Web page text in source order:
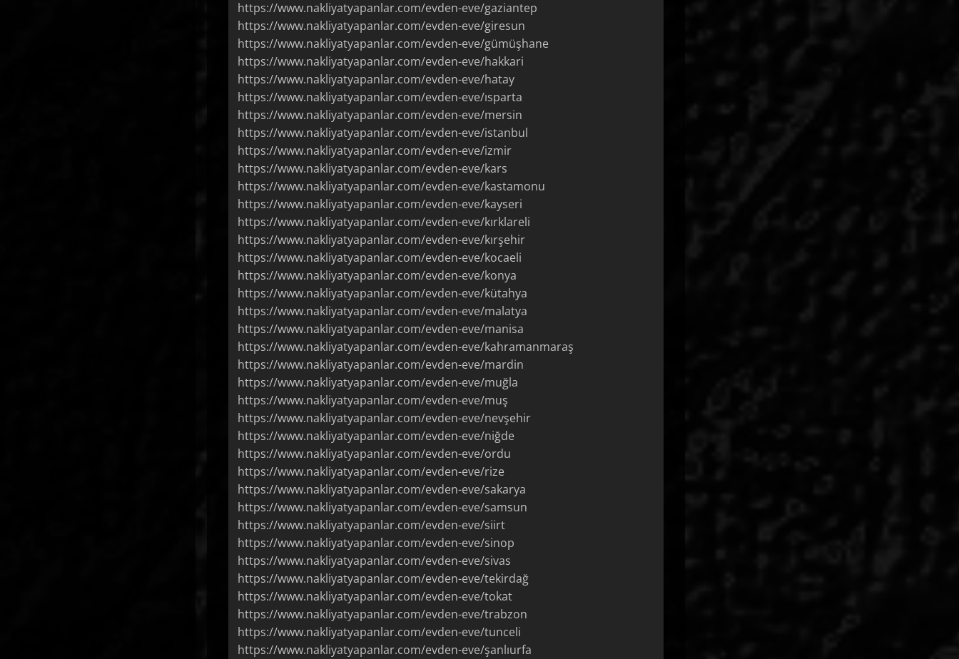
https://www.nakliyatyapanlar.com/evden-eve/gaziantep
https://www.nakliyatyapanlar.com/evden-eve/giresun
https://www.nakliyatyapanlar.com/evden-eve/gümüşhane
https://www.nakliyatyapanlar.com/evden-eve/hakkari
https://www.nakliyatyapanlar.com/evden-eve/hatay
https://www.nakliyatyapanlar.com/evden-eve/ısparta
https://www.nakliyatyapanlar.com/evden-eve/mersin
https://www.nakliyatyapanlar.com/evden-eve/istanbul
https://www.nakliyatyapanlar.com/evden-eve/izmir
https://www.nakliyatyapanlar.com/evden-eve/kars
https://www.nakliyatyapanlar.com/evden-eve/kastamonu
https://www.nakliyatyapanlar.com/evden-eve/kayseri
https://www.nakliyatyapanlar.com/evden-eve/kırklareli
https://www.nakliyatyapanlar.com/evden-eve/kırşehir
https://www.nakliyatyapanlar.com/evden-eve/kocaeli
https://www.nakliyatyapanlar.com/evden-eve/konya
https://www.nakliyatyapanlar.com/evden-eve/kütahya
https://www.nakliyatyapanlar.com/evden-eve/malatya
https://www.nakliyatyapanlar.com/evden-eve/manisa
https://www.nakliyatyapanlar.com/evden-eve/kahramanmaraş
https://www.nakliyatyapanlar.com/evden-eve/mardin
https://www.nakliyatyapanlar.com/evden-eve/muğla
https://www.nakliyatyapanlar.com/evden-eve/muş
https://www.nakliyatyapanlar.com/evden-eve/nevşehir
https://www.nakliyatyapanlar.com/evden-eve/niğde
https://www.nakliyatyapanlar.com/evden-eve/ordu
https://www.nakliyatyapanlar.com/evden-eve/rize
https://www.nakliyatyapanlar.com/evden-eve/sakarya
https://www.nakliyatyapanlar.com/evden-eve/samsun
https://www.nakliyatyapanlar.com/evden-eve/siirt
https://www.nakliyatyapanlar.com/evden-eve/sinop
https://www.nakliyatyapanlar.com/evden-eve/sivas
https://www.nakliyatyapanlar.com/evden-eve/tekirdağ
https://www.nakliyatyapanlar.com/evden-eve/tokat
https://www.nakliyatyapanlar.com/evden-eve/trabzon
https://www.nakliyatyapanlar.com/evden-eve/tunceli
https://www.nakliyatyapanlar.com/evden-eve/şanlıurfa